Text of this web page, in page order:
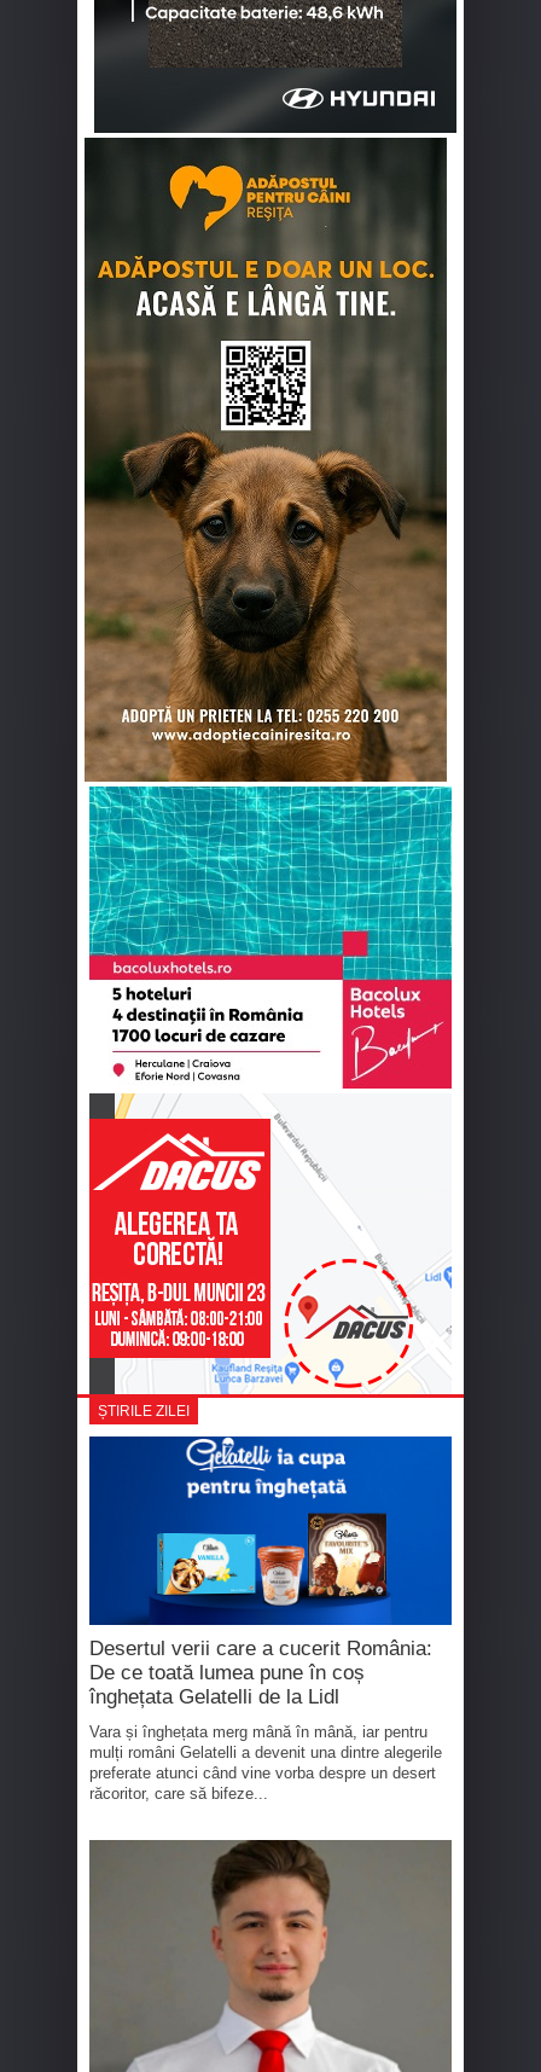
ȘTIRILE ZILEI
Desertul verii care a cucerit România:
De ce toată lumea pune în coș
înghețata Gelatelli de la Lidl
Vara și înghețata merg mână în mână, iar pentru
mulți români Gelatelli a devenit una dintre alegerile
preferate atunci când vine vorba despre un desert
răcoritor, care să bifeze...